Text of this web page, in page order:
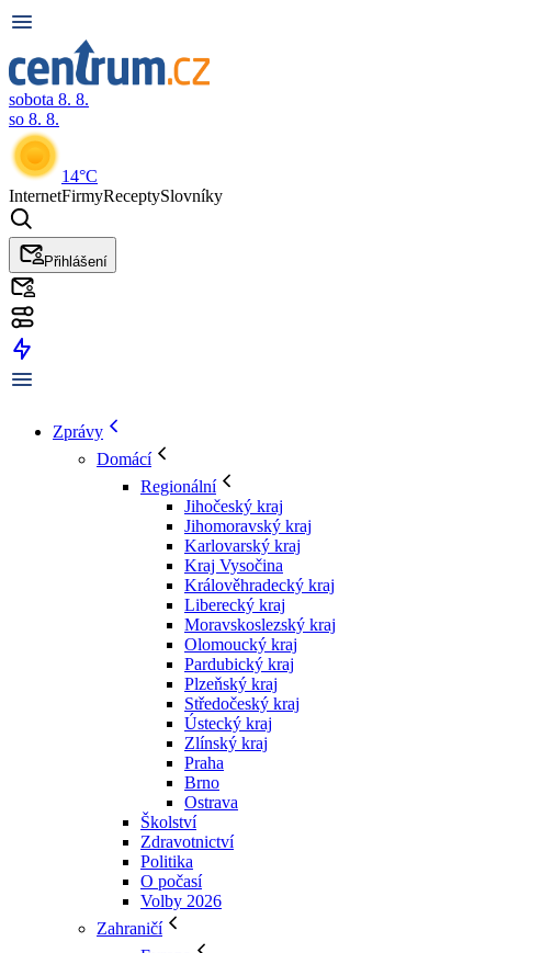
sobota 8. 8.
so 8. 8.
14°C
InternetFirmyReceptySlovníky
Přihlášení
Zprávy
Domácí
Regionální
Jihočeský kraj
Jihomoravský kraj
Karlovarský kraj
Kraj Vysočina
Králověhradecký kraj
Liberecký kraj
Moravskoslezský kraj
Olomoucký kraj
Pardubický kraj
Plzeňský kraj
Středočeský kraj
Ústecký kraj
Zlínský kraj
Praha
Brno
Ostrava
Školství
Zdravotnictví
Politika
O počasí
Volby 2026
Zahraničí